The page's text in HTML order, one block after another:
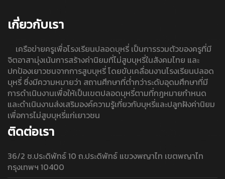
เกี่ยวกับเรา
เครือข่ายครูเพื่อโรงเรียนปลอดบุหรี่ เป็นการรวมตัวของครูที่มี
จิตอาสามุ่งเน้นการสร้างค่านิยมที่ไม่สูบบุหรี่ในสังคมไทย และ
ปกป้องเยาวชนจากการสูบบุหรี่ โดยขับเคลื่อนงานโรงเรียนปลอด
บุหรี่ ซึ่งมีความหมายว่า สถานศึกษาที่ต่ำกว่าระดับอุดมศึกษาที่มี
การดำเนินงานเพื่อให้เป็นเขตปลอดบุหรี่ตามที่กฎหมายกำหนด
และดำเนินงานส่งเสริมองค์ความรู้เกี่ยวกับบุหรี่และปลูกฝังค่านิยม
เพื่อการไม่สูบบุหรี่แก่เยาวชน
ติดต่อเรา
36/2 ซ.ประดิพัทธ์ 10 ถ.ประดิพัทธ์ แขวงพญาไท เขตพญาไท
กรุงเทพฯ 10400